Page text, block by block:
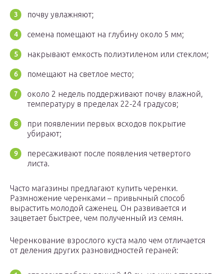
почву увлажняют;
семена помещают на глубину около 5 мм;
накрывают емкость полиэтиленом или стеклом;
помещают на светлое место;
около 2 недель поддерживают почву влажной,
температуру в пределах 22-24 градусов;
при появлении первых всходов покрытие
убирают;
пересаживают после появления четвертого
листа.
Часто магазины предлагают купить черенки.
Размножение черенками – привычный способ
вырастить молодой саженец. Он развивается и
зацветает быстрее, чем полученный из семян.
Черенкование взрослого куста мало чем отличается
от деления других разновидностей гераней: